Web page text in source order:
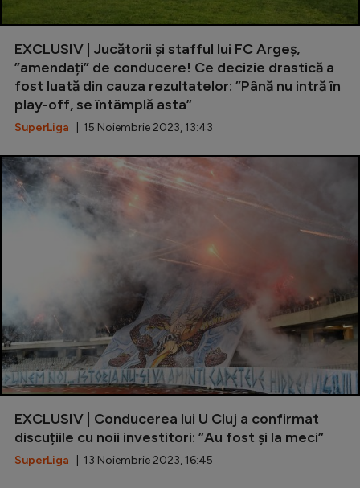
EXCLUSIV | Jucătorii și stafful lui FC Argeș,
”amendați” de conducere! Ce decizie drastică a
fost luată din cauza rezultatelor: ”Până nu intră în
play-off, se întâmplă asta”
SuperLiga | 15 Noiembrie 2023, 13:43
EXCLUSIV | Conducerea lui U Cluj a confirmat
discuțiile cu noii investitori: ”Au fost și la meci”
SuperLiga | 13 Noiembrie 2023, 16:45